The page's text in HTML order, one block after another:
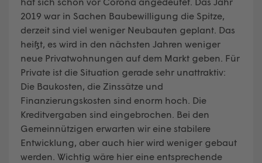
2019 war in Sachen Baubewilligung die Spitze,
derzeit sind viel weniger Neubauten geplant. Das
heißt, es wird in den nächsten Jahren weniger
neue Privatwohnungen auf dem Markt geben. Für
Private ist die Situation gerade sehr unattraktiv:
Die Baukosten, die Zinssätze und
Finanzierungskosten sind enorm hoch. Die
Kreditvergaben sind eingebrochen. Bei den
Gemeinnützigen erwarten wir eine stabilere
Entwicklung, aber auch hier wird weniger gebaut
werden. Wichtig wäre hier eine entsprechende